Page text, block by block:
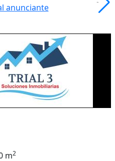
anunciante
m2